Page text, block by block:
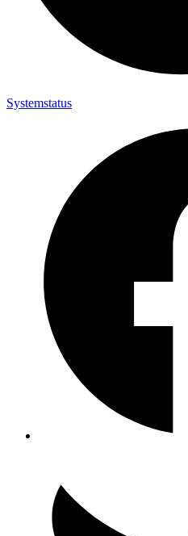
Systemstatus